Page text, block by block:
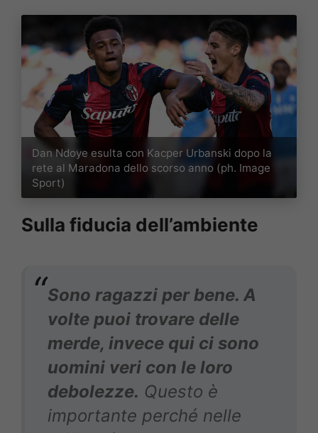
Dan Ndoye esulta con Kacper Urbanski dopo la
rete al Maradona dello scorso anno (ph. Image
Sport)
Sulla fiducia dell’ambiente
Sono ragazzi per bene. A
volte puoi trovare delle
merde, invece qui ci sono
uomini veri con le loro
debolezze. Questo è
importante perché nelle